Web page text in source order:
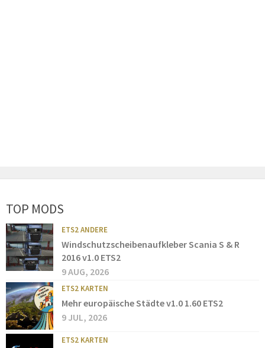
TOP MODS
ETS2 ANDERE
Windschutzscheibenaufkleber Scania S & R
2016 v1.0 ETS2
9 AUG, 2026
ETS2 KARTEN
Mehr europäische Städte v1.0 1.60 ETS2
9 JUL, 2026
ETS2 KARTEN